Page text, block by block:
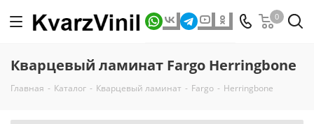
0
Кварцевый ламинат Fargo Herringbone
Главная - Каталог - Кварцевый ламинат - Fargo - Herringbone